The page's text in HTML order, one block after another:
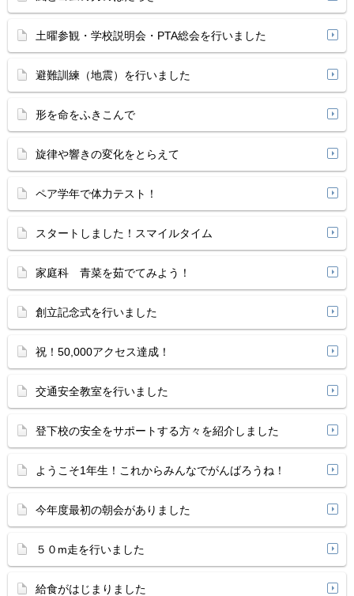
土曜参観・学校説明会・PTA総会を行いました
避難訓練（地震）を行いました
形を命をふきこんで
旋律や響きの変化をとらえて
ペア学年で体力テスト！
スタートしました！スマイルタイム
家庭科 青菜を茹でてみよう！
創立記念式を行いました
祝！50,000アクセス達成！
交通安全教室を行いました
登下校の安全をサポートする方々を紹介しました
ようこそ1年生！これからみんなでがんばろうね！
今年度最初の朝会がありました
５０m走を行いました
給食がはじまりました